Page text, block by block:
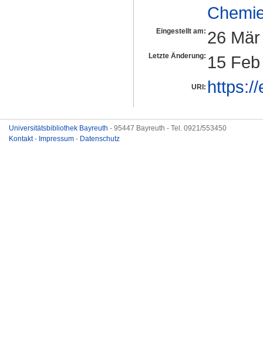
Eingestellt am: 26
Letzte Änderung: 15
URI:
Universitätsbibliothek Bayreuth - 95447 Bayreuth - Tel. 0921/553450
Kontakt- Impressum - Datenschutz